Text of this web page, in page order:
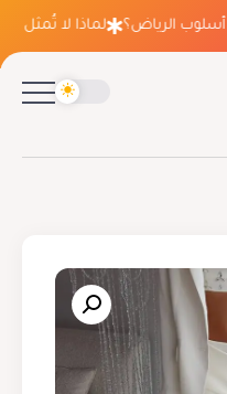
الرياض؟ لماذا لا تُمثل